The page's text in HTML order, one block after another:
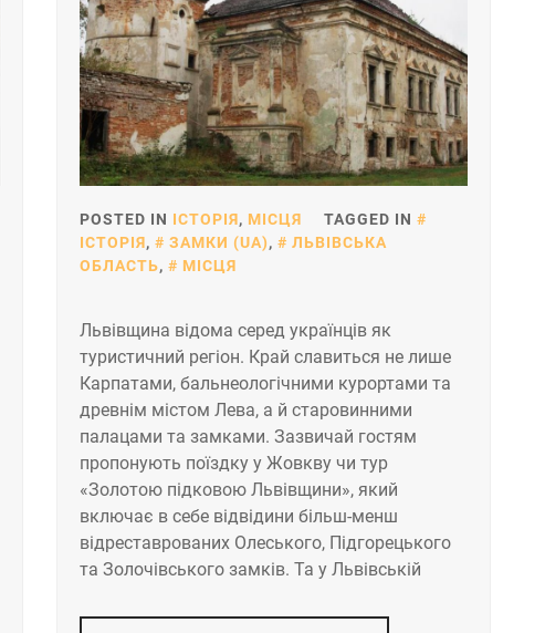
POSTED IN ІСТОРІЯ, МІСЦЯ
TAGGED IN
ІСТОРІЯ, ЗАМКИ (UA),
ЛЬВІВСЬКА
ОБЛАСТЬ, МІСЦЯ
Львівщина відома серед українців як
туристичний регіон. Край славиться не лише
Карпатами, бальнеологічними курортами та
древнім містом Лева, а й старовинними
палацами та замками. Зазвичай гостям
пропонують поїздку у Жовкву чи тур
«Золотою підковою Львівщини», який
включає в себе відвідини більш-менш
відреставрованих Олеського, Підгорецького
та Золочівського замків. Та у Львівській